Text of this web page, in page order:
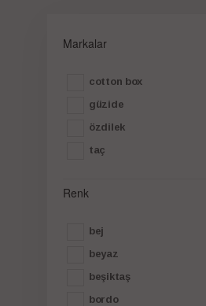
Markalar
cotton box
güzi̇de
özdilek
taç
Renk
bej
beyaz
beşiktaş
bordo